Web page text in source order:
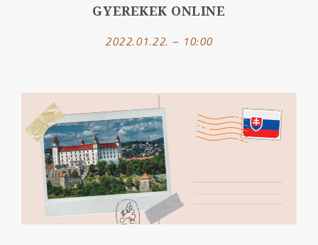
GYEREKEK ONLINE
2022.01.22. – 10:00